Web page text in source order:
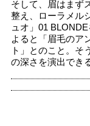
そして、眉はまず
整え、ローラメル
ュオ」01
よると「眉毛のア
ト」とのこと。そ
の深さを演出でき